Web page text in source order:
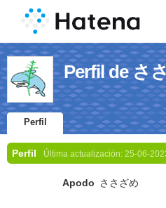
Perfil de さ
Perfil
Perfil Última actualización: 25-06-
Apodo ささざめ